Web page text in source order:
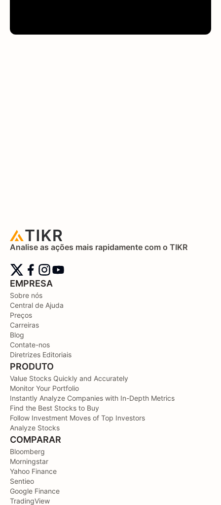
Analise as ações mais rapidamente com o TIKR
EMPRESA
Sobre nós
Central de Ajuda
Preços
Carreiras
Blog
Contate-nos
Diretrizes Editoriais
PRODUTO
Value Stocks Quickly and Accurately
Monitor Your Portfolio
Instantly Analyze Companies with In-Depth Metrics
Find the Best Stocks to Buy
Follow Investment Moves of Top Investors
Analyze Stocks
COMPARAR
Bloomberg
Morningstar
Yahoo Finance
Sentieo
Google Finance
TradingView